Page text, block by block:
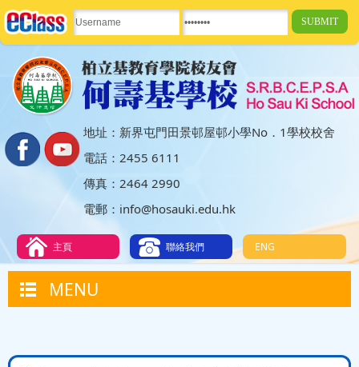
地址：新界屯門田景邨屋邨小學No．1學校校舍
電話：2455 6111
傳真：2464 2990
電郵：info@hosauki.edu.hk
ENG
聯絡我們
主頁
MENU